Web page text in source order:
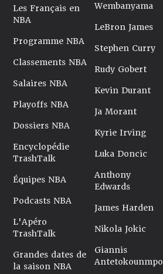
Les Français en
NBA
Programme NBA
Classements NBA
Salaires NBA
Playoffs NBA
Dossiers NBA
Encyclopédie
TrashTalk
Équipes NBA
Podcasts NBA
L'Apéro
TrashTalk
Grandes dates de
la saison NBA
Wembanyama
LeBron James
Stephen Curry
Rudy Gobert
Kevin Durant
Ja Morant
Kyrie Irving
Luka Doncic
Anthony
Edwards
James Harden
Nikola Jokic
Giannis
Antetokounmpo